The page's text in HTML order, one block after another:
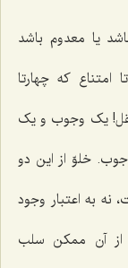
یا معدوم باشد
امتناع که چهارتا
یک وجوب و یک
خلوّ از این دو
به اعتبار وجود
از آن ممکن سلب